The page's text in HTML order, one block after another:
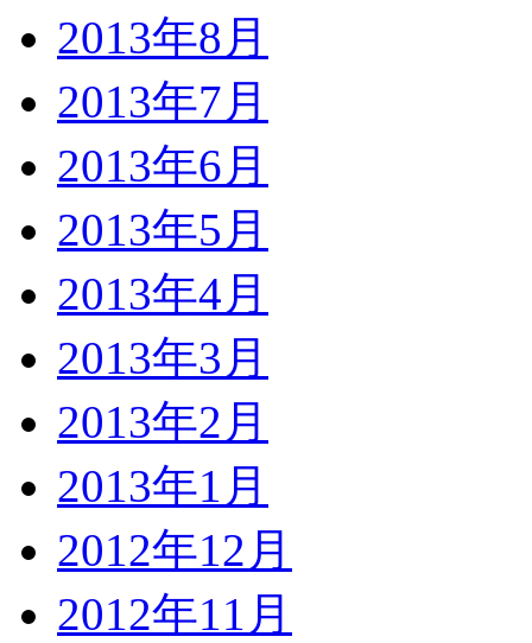
2013年8月
2013年7月
2013年6月
2013年5月
2013年4月
2013年3月
2013年2月
2013年1月
2012年12月
2012年11月